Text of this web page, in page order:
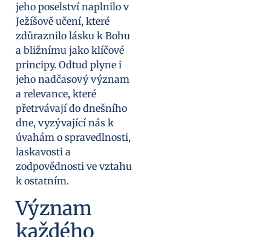
jeho poselství naplnilo v
Ježíšově učení, které
zdůraznilo lásku k Bohu
a bližnímu jako klíčové
principy. Odtud plyne i
jeho nadčasový význam
a relevance, které
přetrvávají do dnešního
dne, vyzývající nás k
úvahám o spravedlnosti,
laskavosti a
zodpovědnosti ve vztahu
k ostatním.
Význam
každého